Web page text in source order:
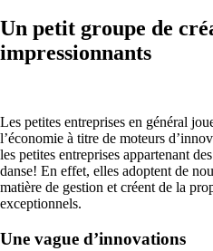
Un petit groupe de
impressionnants
Les petites entreprises en général
l’économie à titre de moteurs
les petites entreprises appartenant
danse! En effet, elles adoptent de
matière de gestion et créent de la
exceptionnels.
Une vague d’innovations